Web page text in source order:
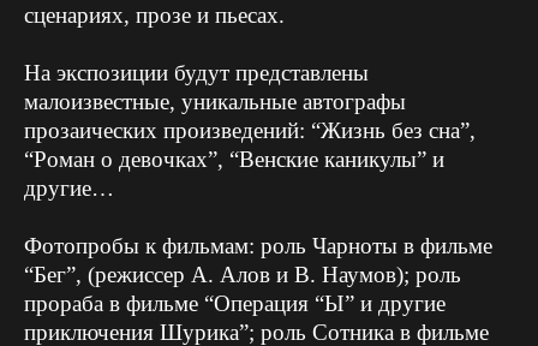
сценариях, прозе и пьесах.
На экспозиции будут представлены
малоизвестные, уникальные автографы
прозаических произведений: “Жизнь без сна”,
“Роман о девочках”, “Венские каникулы” и
другие…
Фотопробы к фильмам: роль Чарноты в фильме
“Бег”, (режиссер А. Алов и В. Наумов); роль
прораба в фильме “Операция “Ы” и другие
приключения Шурика”; роль Сотника в фильме